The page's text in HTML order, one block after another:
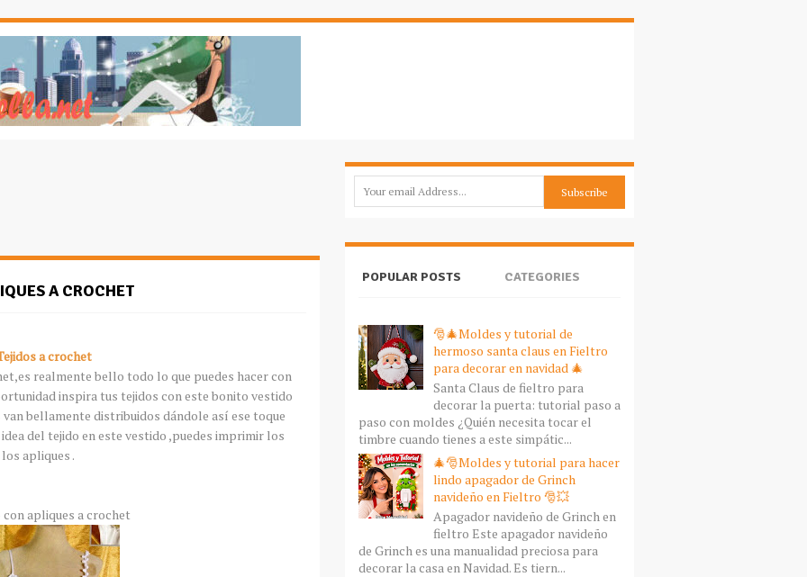
A CROCHET
a crochet
realmente bello todo lo que puedes hacer con
inspira tus tejidos con este bonito vestido
bellamente distribuidos dándole así ese toque
del tejido en este vestido ,puedes imprimir los
apliques .
apliques a crochet
POPULAR POSTS CATEGORIES
🎅🎄Moldes y tutorial de
hermoso santa claus en Fieltro
para decorar en navidad 🎄
Santa Claus de fieltro para
decorar la puerta: tutorial paso a
paso con moldes ¿Quién necesita tocar el
timbre cuando tienes a este simpátic...
🎄🎅Moldes y tutorial para hacer
lindo apagador de Grinch
navideño en Fieltro 🎅💥
Apagador navideño de Grinch en
fieltro Este apagador navideño
de Grinch es una manualidad preciosa para
decorar la casa en Navidad. Es tiern...